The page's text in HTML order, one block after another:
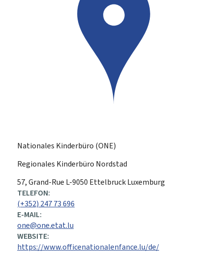
Nationales Kinderbüro (ONE)
Regionales Kinderbüro Nordstad
ADRESSE:
57, Grand-Rue L-9050 EttelbruckLuxemburg
TELEFON:
(+352) 247 73 696
E-MAIL:
one@one.etat.lu
WEBSITE:
https://www.officenationalenfance.lu/de/